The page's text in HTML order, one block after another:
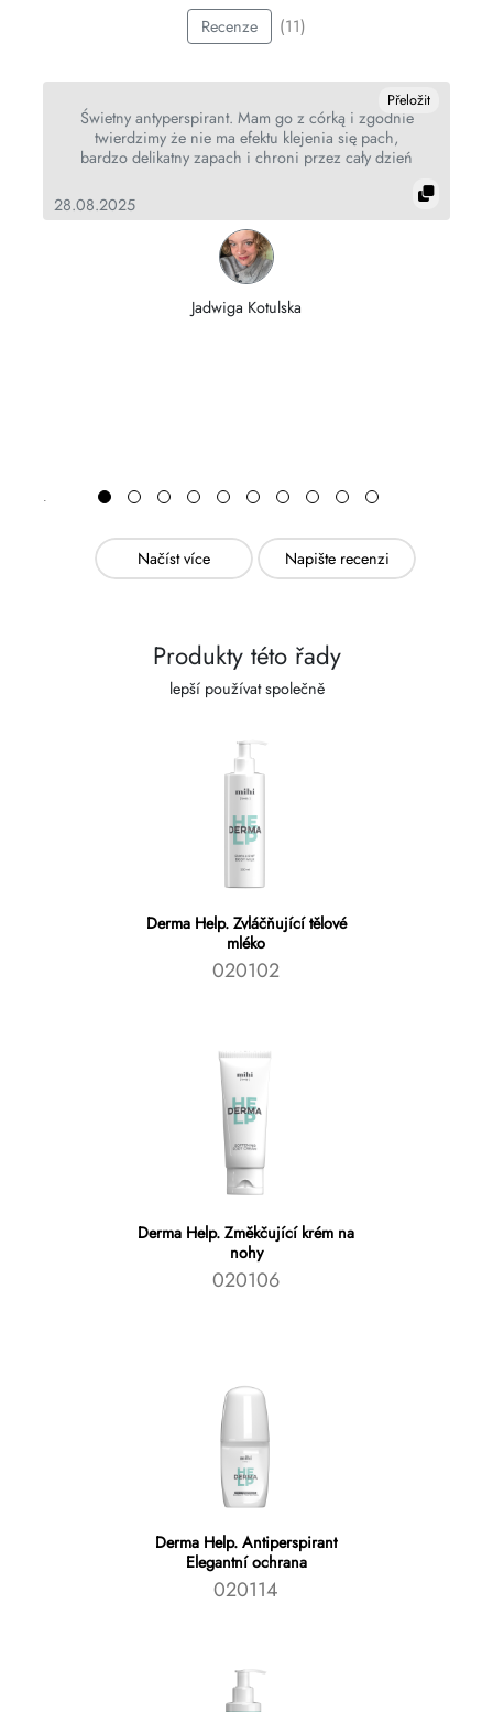
Recenze (11)
Přeložit
Świetny antyperspirant. Mam go z córką i zgodnie
twierdzimy że nie ma efektu klejenia się pach,
bardzo delikatny zapach i chroni przez cały dzień
28.08.2025
Jadwiga Kotulska
Načíst více Napište recenzi
Produkty této řady
lepší používat společně
Derma Help. Zvláčňující tělové
mléko
020102
Derma Help. Změkčující krém na
nohy
020106
Derma Help. Antiperspirant
Elegantní ochrana
020114